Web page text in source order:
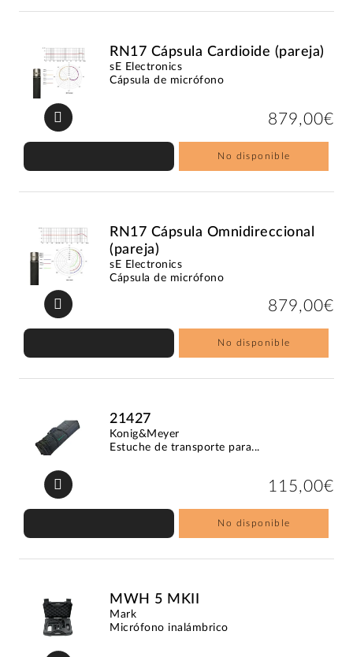
RN17 Cápsula Cardioide (pareja)
sE Electronics
Cápsula de micrófono
879,00€
No disponible
RN17 Cápsula Omnidireccional
(pareja)
sE Electronics
Cápsula de micrófono
879,00€
No disponible
21427
Konig&Meyer
Estuche de transporte para...
115,00€
No disponible
MWH 5 MKII
Mark
Micrófono inalámbrico